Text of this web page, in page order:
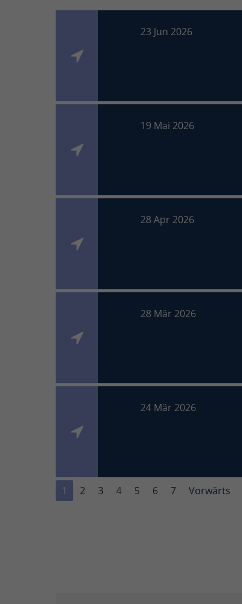
23 Jun 2026
19 Mai 2026
28 Apr 2026
28 Mär 2026
24 Mär 2026
1 2 3 4 5 6 7 Vorwärts